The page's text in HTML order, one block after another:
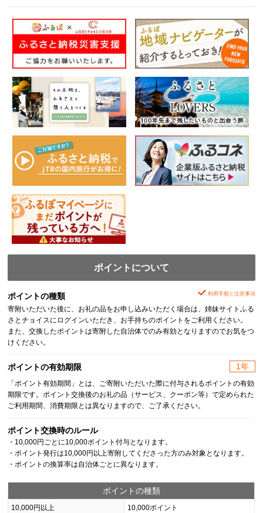
ポイントについて
ポイントの種類 利用手順と注意事項
寄附いただいた後に、お礼の品をお申し込みいただく場合は、姉妹サイトふる
さとチョイスにログインいただき、お手持ちのポイントをご利用ください。
また、交換したポイントは寄附した自治体でのみ有効となりますのでお気をつ
けください。
ポイントの有効期限 1年
「ポイント有効期間」とは、ご寄附いただいた際に付与されるポイントの有効
期限です。ポイント交換後のお礼の品（サービス、クーポン等）で定められた
ご利用期間、消費期限とは異なりますので、ご了承ください。
ポイント交換時のルール
・10,000円ごとに10,000ポイント付与となります。
・ポイント発行は10,000円以上寄附してくださった方のみ対象となります。
・ポイントの換算率は自治体ごとに異なります。
ポイントの種類
10,000円以上 10,000ポイント